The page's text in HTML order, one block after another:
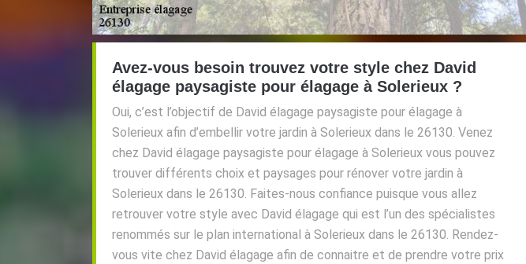
Avez-vous besoin trouvez votre style chez David
élagage paysagiste pour élagage à Solerieux ?
Oui, c’est l’objectif de David élagage paysagiste pour élagage à
Solerieux afin d’embellir votre jardin à Solerieux dans le 26130. Venez
chez David élagage paysagiste pour élagage à Solerieux vous pouvez
trouver différents choix et paysages pour rénover votre jardin à
Solerieux dans le 26130. Faites-nous confiance puisque vous allez
retrouver votre style avec David élagage qui est l’un des spécialistes
renommés sur le plan international à Solerieux dans le 26130. Rendez-
vous vite chez David élagage afin de connaitre et de prendre votre prix